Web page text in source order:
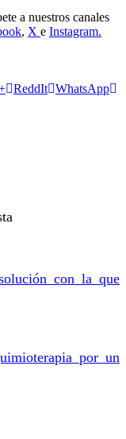
a nuestros canales
, X e Instagram.
ReddIt WhatsApp
con la que
por un